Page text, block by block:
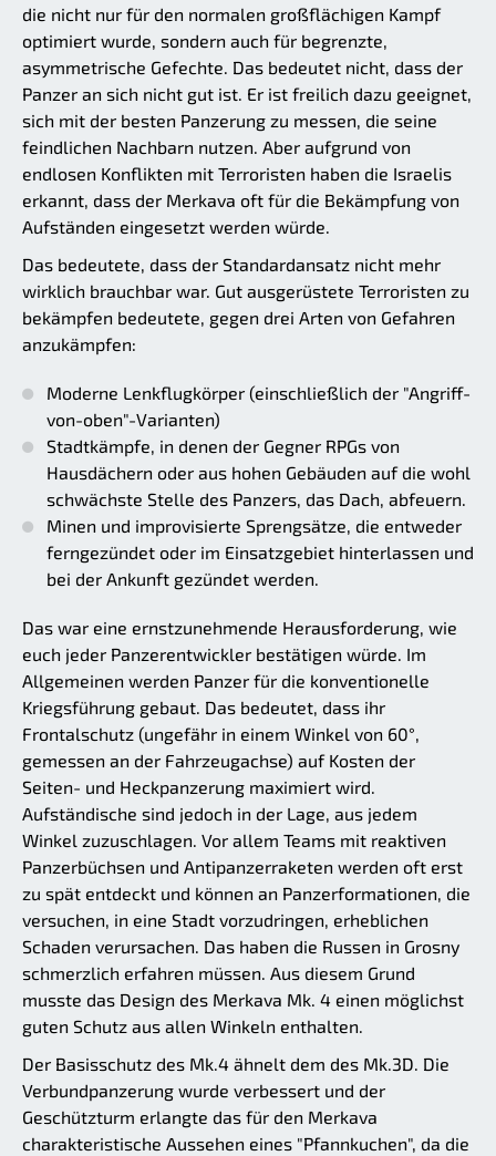
die nicht nur für den normalen großflächigen Kampf
optimiert wurde, sondern auch für begrenzte,
asymmetrische Gefechte. Das bedeutet nicht, dass der
Panzer an sich nicht gut ist. Er ist freilich dazu geeignet,
sich mit der besten Panzerung zu messen, die seine
feindlichen Nachbarn nutzen. Aber aufgrund von
endlosen Konflikten mit Terroristen haben die Israelis
erkannt, dass der Merkava oft für die Bekämpfung von
Aufständen eingesetzt werden würde.
Das bedeutete, dass der Standardansatz nicht mehr
wirklich brauchbar war. Gut ausgerüstete Terroristen zu
bekämpfen bedeutete, gegen drei Arten von Gefahren
anzukämpfen:
Moderne Lenkflugkörper (einschließlich der "Angriff-
von-oben"-Varianten)
Stadtkämpfe, in denen der Gegner RPGs von
Hausdächern oder aus hohen Gebäuden auf die wohl
schwächste Stelle des Panzers, das Dach, abfeuern.
Minen und improvisierte Sprengsätze, die entweder
ferngezündet oder im Einsatzgebiet hinterlassen und
bei der Ankunft gezündet werden.
Das war eine ernstzunehmende Herausforderung, wie
euch jeder Panzerentwickler bestätigen würde. Im
Allgemeinen werden Panzer für die konventionelle
Kriegsführung gebaut. Das bedeutet, dass ihr
Frontalschutz (ungefähr in einem Winkel von 60°,
gemessen an der Fahrzeugachse) auf Kosten der
Seiten- und Heckpanzerung maximiert wird.
Aufständische sind jedoch in der Lage, aus jedem
Winkel zuzuschlagen. Vor allem Teams mit reaktiven
Panzerbüchsen und Antipanzerraketen werden oft erst
zu spät entdeckt und können an Panzerformationen, die
versuchen, in eine Stadt vorzudringen, erheblichen
Schaden verursachen. Das haben die Russen in Grosny
schmerzlich erfahren müssen. Aus diesem Grund
musste das Design des Merkava Mk. 4 einen möglichst
guten Schutz aus allen Winkeln enthalten.
Der Basisschutz des Mk.4 ähnelt dem des Mk.3D. Die
Verbundpanzerung wurde verbessert und der
Geschützturm erlangte das für den Merkava
charakteristische Aussehen eines "Pfannkuchen", da die